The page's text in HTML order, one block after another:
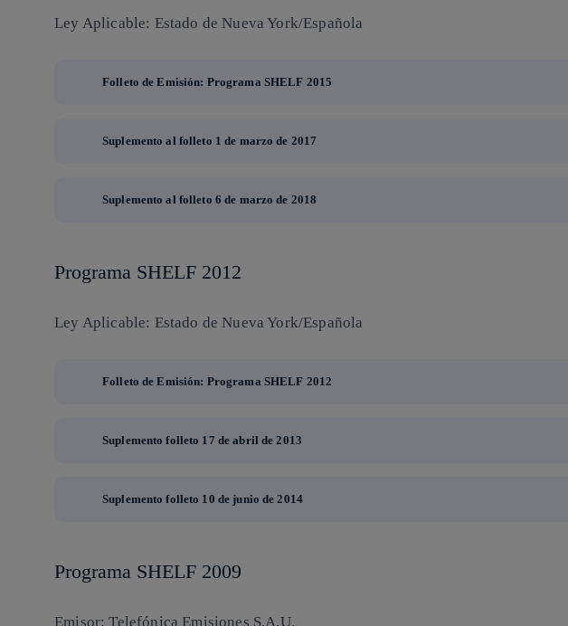
Ley Aplicable: Estado de Nueva York/Española
Folleto de Emisión: Programa SHELF 2015
Suplemento al folleto 1 de marzo de 2017
Suplemento al folleto 6 de marzo de 2018
Programa SHELF 2012
Ley Aplicable: Estado de Nueva York/Española
Folleto de Emisión: Programa SHELF 2012
Suplemento folleto 17 de abril de 2013
Suplemento folleto 10 de junio de 2014
Programa SHELF 2009
Emisor: Telefónica Emisiones S.A.U.